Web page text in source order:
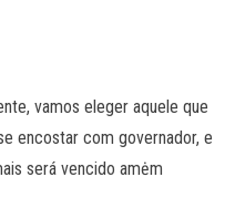
vamos eleger aquele que
encostar com governador, e
será vencido amėm